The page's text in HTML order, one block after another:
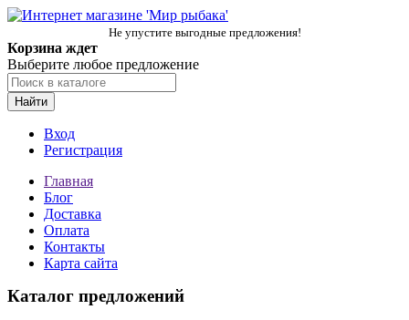
Не упустите выгодные предложения!
Корзина ждет
Выберите любое предложение
Найти
Вход
Регистрация
Главная
Блог
Доставка
Оплата
Контакты
Карта сайта
Каталог предложений